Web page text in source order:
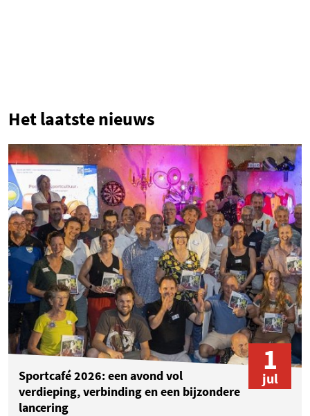
Het laatste nieuws
Sportcafé 2026: een avond vol
verdieping, verbinding en een bijzondere
lancering
1
jul